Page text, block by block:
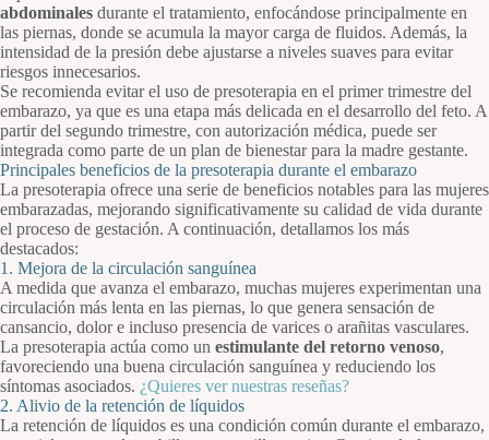
abdominales durante el tratamiento, enfocándose principalmente en
las piernas, donde se acumula la mayor carga de fluidos. Además, la
intensidad de la presión debe ajustarse a niveles suaves para evitar
riesgos innecesarios.
Se recomienda evitar el uso de presoterapia en el primer trimestre del
embarazo, ya que es una etapa más delicada en el desarrollo del feto. A
partir del segundo trimestre, con autorización médica, puede ser
integrada como parte de un plan de bienestar para la madre gestante.
Principales beneficios de la presoterapia durante el embarazo
La presoterapia ofrece una serie de beneficios notables para las mujeres
embarazadas, mejorando significativamente su calidad de vida durante
el proceso de gestación. A continuación, detallamos los más
destacados:
1. Mejora de la circulación sanguínea
A medida que avanza el embarazo, muchas mujeres experimentan una
circulación más lenta en las piernas, lo que genera sensación de
cansancio, dolor e incluso presencia de varices o arañitas vasculares.
La presoterapia actúa como un estimulante del retorno venoso,
favoreciendo una buena circulación sanguínea y reduciendo los
síntomas asociados. ¿Quieres ver nuestras reseñas?
2. Alivio de la retención de líquidos
La retención de líquidos es una condición común durante el embarazo,